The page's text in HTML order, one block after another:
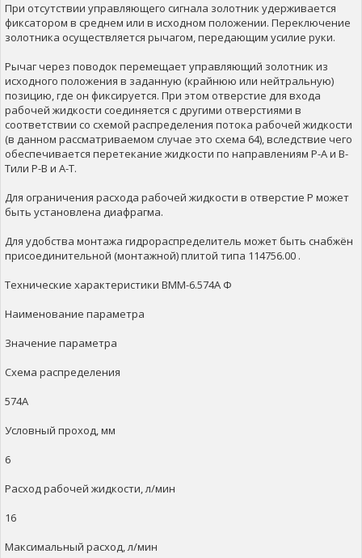
При отсутствии управляющего сигнала золотник удерживается
фиксатором в среднем или в исходном положении. Переключение
золотника осуществляется рычагом, передающим усилие руки.
Рычаг через поводок перемещает управляющий золотник из
исходного положения в заданную (крайнюю или нейтральную)
позицию, где он фиксируется. При этом отверстие для входа
рабочей жидкости соединяется с другими отверстиями в
соответствии со схемой распределения потока рабочей жидкости
(в данном рассматриваемом случае это схема 64), вследствие чего
обеспечивается перетекание жидкости по направлениям Р-А и В-
Тили Р-В и А-Т.
Для ограничения расхода рабочей жидкости в отверстие Р может
быть установлена диафрагма.
Для удобства монтажа гидрораспределитель может быть снабжён
присоединительной (монтажной) плитой типа 114756.00 .
Технические характеристики ВММ-6.574А Ф
Наименование параметра
Значение параметра
Схема распределения
574А
Условный проход, мм
6
Расход рабочей жидкости, л/мин
16
Максимальный расход, л/мин